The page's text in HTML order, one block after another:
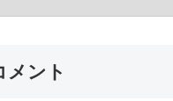
メント